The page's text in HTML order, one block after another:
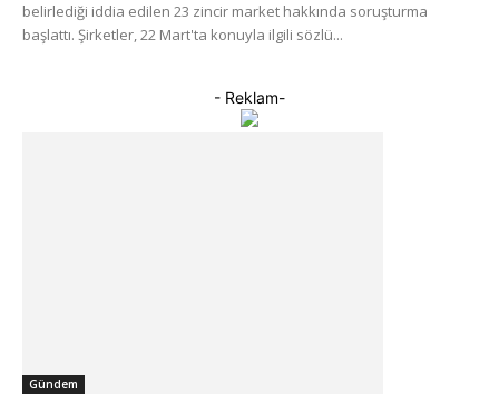
belirlediği iddia edilen 23 zincir market hakkında soruşturma
başlattı. Şirketler, 22 Mart'ta konuyla ilgili sözlü...
- Reklam-
Gündem